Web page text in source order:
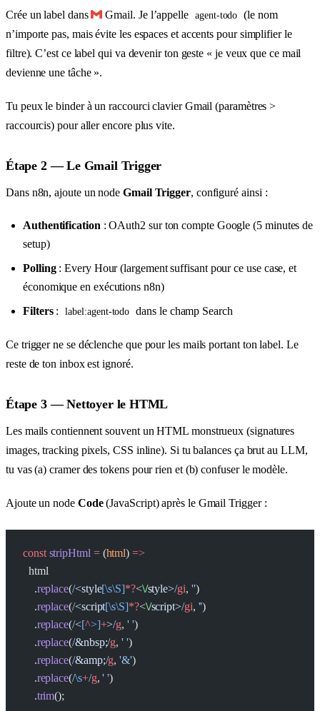
Crée un label dans Gmail. Je l’appelle agent-todo (le nom
n’importe pas, mais évite les espaces et accents pour simplifier le
filtre). C’est ce label qui va devenir ton geste « je veux que ce mail
devienne une tâche ».
Tu peux le binder à un raccourci clavier Gmail (paramètres >
raccourcis) pour aller encore plus vite.
Étape 2 — Le Gmail Trigger
Dans n8n, ajoute un node Gmail Trigger, configuré ainsi :
Authentification : OAuth2 sur ton compte Google (5 minutes de
setup)
Polling: Every Hour (largement suffisant pour ce use case, et
économique en exécutions n8n)
Filters: label:agent-todo dans le champ Search
Ce trigger ne se déclenche que pour les mails portant ton label. Le
reste de ton inbox est ignoré.
Étape 3 — Nettoyer le HTML
Les mails contiennent souvent un HTML monstrueux (signatures
images, tracking pixels, CSS inline). Si tu balances ça brut au LLM,
tu vas (a) cramer des tokens pour rien et (b) confuser le modèle.
Ajoute un node Code(JavaScript) après le Gmail Trigger :
const stripHtml = (html) =>
  html
    .
replace(/<style[\s\S]*?<\/style>/gi, '')
    .
replace(/<script[\s\S]*?<\/script>/gi, '')
    .
replace(/<[^>]+>/g, ' ')
    .
replace(/&nbsp;/g, ' ')
    .
replace(/&amp;/g, '&')
    .
replace(/\s+/g, ' ')
    .
trim();